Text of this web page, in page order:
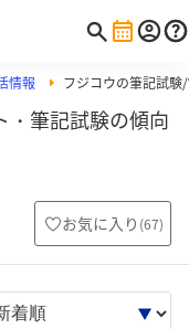
情報 フジコウの筆記試
・筆記試験の傾向
お気に入り (67)